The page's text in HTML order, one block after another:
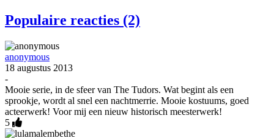
Populaire reacties (2)
anonymous
18 augustus 2013
-
Mooie serie, in de sfeer van The Tudors. Wat begint als een
sprookje, wordt al snel een nachtmerrie. Mooie kostuums, goed
acteerwerk! Voor mij een nieuw historisch meesterwerk!
5